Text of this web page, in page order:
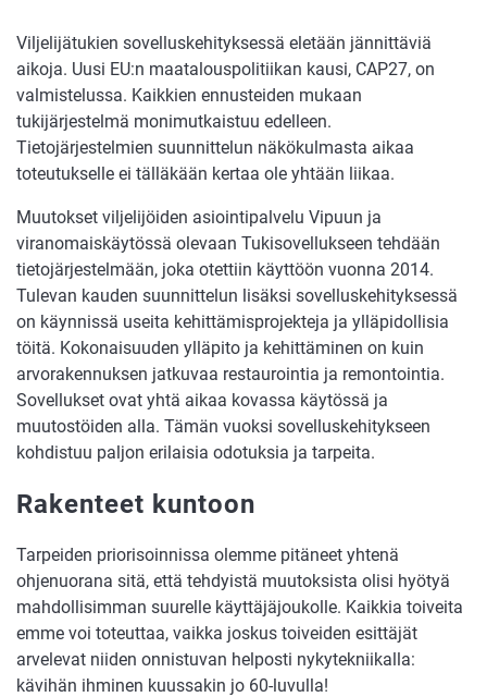
Viljelijätukien sovelluskehityksessä eletään jännittäviä
aikoja. Uusi EU:n maatalouspolitiikan kausi, CAP27, on
valmistelussa. Kaikkien ennusteiden mukaan
tukijärjestelmä monimutkaistuu edelleen.
Tietojärjestelmien suunnittelun näkökulmasta aikaa
toteutukselle ei tälläkään kertaa ole yhtään liikaa.
Muutokset viljelijöiden asiointipalvelu Vipuun ja
viranomaiskäytössä olevaan Tukisovellukseen tehdään
tietojärjestelmään, joka otettiin käyttöön vuonna 2014.
Tulevan kauden suunnittelun lisäksi sovelluskehityksessä
on käynnissä useita kehittämisprojekteja ja ylläpidollisia
töitä. Kokonaisuuden ylläpito ja kehittäminen on kuin
arvorakennuksen jatkuvaa restaurointia ja remontointia.
Sovellukset ovat yhtä aikaa kovassa käytössä ja
muutostöiden alla. Tämän vuoksi sovelluskehitykseen
kohdistuu paljon erilaisia odotuksia ja tarpeita.
Rakenteet kuntoon
Tarpeiden priorisoinnissa olemme pitäneet yhtenä
ohjenuorana sitä, että tehdyistä muutoksista olisi hyötyä
mahdollisimman suurelle käyttäjäjoukolle. Kaikkia toiveita
emme voi toteuttaa, vaikka joskus toiveiden esittäjät
arvelevat niiden onnistuvan helposti nykytekniikalla:
kävihän ihminen kuussakin jo 60-luvulla!